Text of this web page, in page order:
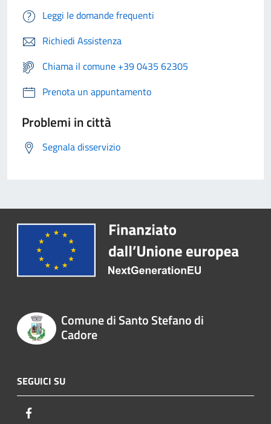
Leggi le domande frequenti
Richiedi Assistenza
Chiama il comune +39 0435 62305
Prenota un appuntamento
Problemi in città
Segnala disservizio
Comune di Santo Stefano di
Cadore
SEGUICI SU